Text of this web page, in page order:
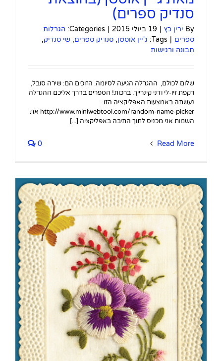
סנדיק ספרים)
By ירין כץ | 19 ביולי 2015 |
Categories: הגרלות
ספרים |
Tags: ג'יין אוסטן, סנדיק ספרים, שי סנדיק,
תבונה ורגישות
שלום לכולם, ההגרלה הגיעה לסיומה. הזוכים הם: שירה סובל,
רקפת זיו-לי ודני קינרייך. ברכות! הספרים בדרך אליכם ההגרלה
נעשתה באמצעות האפליקציה הזו:
http://www.miniwebtool.com/random-name-picker את
השמות אני מכניס לתוך התיבה באפליקציה [...]
Read More
0